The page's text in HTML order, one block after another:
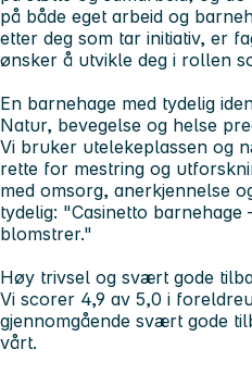
på både eget arbeid og
etter deg som tar initiativ, er
ønsker å utvikle deg i rollen
En barnehage med tydelig
Natur, bevegelse og helse
Vi bruker utelekeplassen og
rette for mestring og
med omsorg, anerkjennelse
tydelig: "Casinetto barnehage
blomstrer."
Høy trivsel og svært gode
Vi scorer 4,9 av 5,0 i
gjennomgående svært gode
vårt.